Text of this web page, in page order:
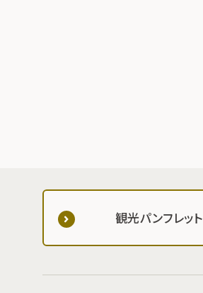
観光パンフレット